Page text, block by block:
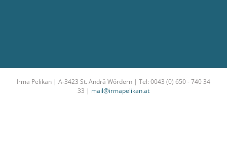
Irma Pelikan | A-3423 St. Andrä Wördern | Tel: 0043 (0) 650 - 740 34
33 | mail@irmapelikan.at